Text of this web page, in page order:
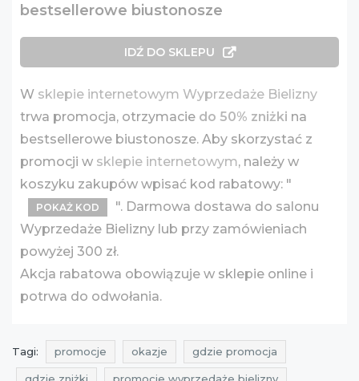
bestsellerowe biustonosze
IDŹ DO SKLEPU
W sklepie internetowym Wyprzedaże Bielizny
trwa promocja, otrzymacie do 50% zniżki na
bestsellerowe biustonosze. Aby skorzystać z
promocji w sklepie internetowym, należy w
koszyku zakupów wpisać kod rabatowy: "
POKAŻ KOD
". Darmowa dostawa do salonu
Wyprzedaże Bielizny lub przy zamówieniach
powyżej 300 zł.
Akcja rabatowa obowiązuje w sklepie online i
potrwa do odwołania.
Tagi: promocje okazje gdzie promocja